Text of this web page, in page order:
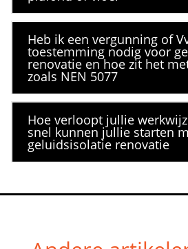
Heb ik een vergunning of
toestemming nodig voor
renovatie en hoe zit het
zoals NEN 5077
Hoe verloopt jullie
snel kunnen jullie starten
geluidsisolatie renovatie